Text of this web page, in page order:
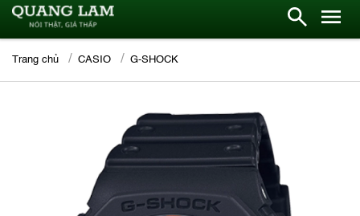
Trang chủ CASIO G-SHOCK